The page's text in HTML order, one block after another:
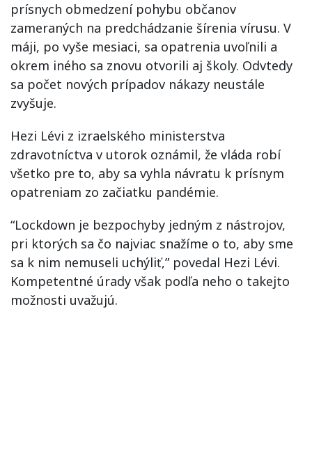
prísnych obmedzení pohybu občanov
zameraných na predchádzanie šírenia vírusu. V
máji, po vyše mesiaci, sa opatrenia uvoľnili a
okrem iného sa znovu otvorili aj školy. Odvtedy
sa počet nových prípadov nákazy neustále
zvyšuje.
Hezi Lévi z izraelského ministerstva
zdravotníctva v utorok oznámil, že vláda robí
všetko pre to, aby sa vyhla návratu k prísnym
opatreniam zo začiatku pandémie.
“Lockdown je bezpochyby jedným z nástrojov,
pri ktorých sa čo najviac snažíme o to, aby sme
sa k nim nemuseli uchýliť,” povedal Hezi Lévi.
Kompetentné úrady však podľa neho o takejto
možnosti uvažujú.